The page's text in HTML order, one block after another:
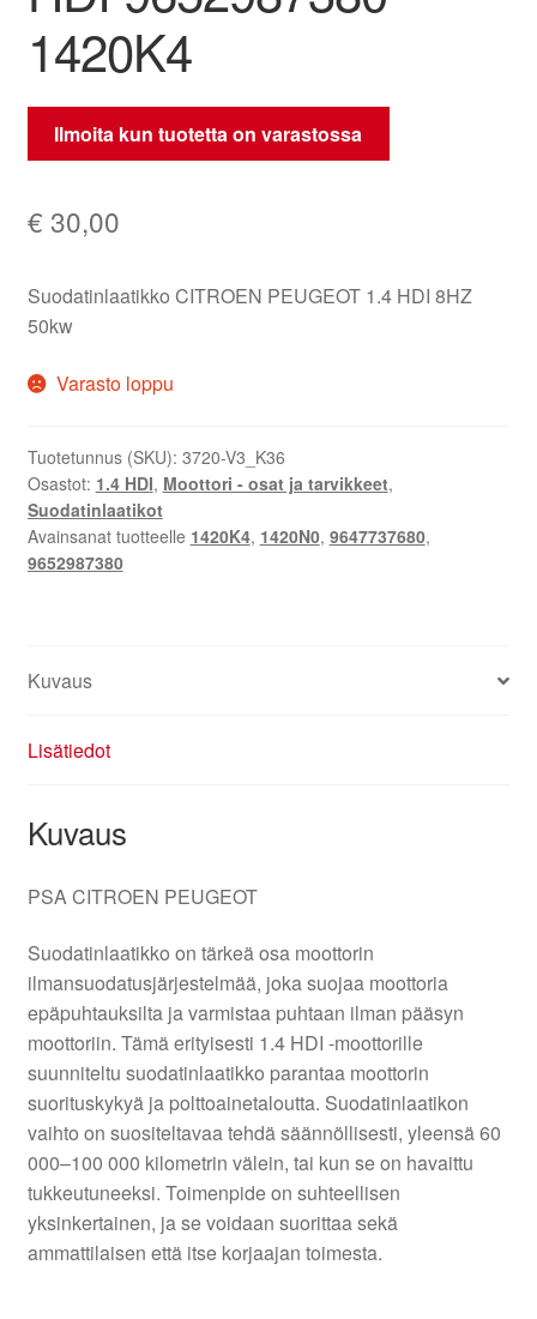
1420K4
Ilmoita kun tuotetta on varastossa
€ 30,00
Suodatinlaatikko CITROEN PEUGEOT 1.4 HDI 8HZ
50kw
Varasto loppu
Tuotetunnus (SKU): 3720-V3_K36
Osastot: 1.4 HDI, Moottori - osat ja tarvikkeet,
Suodatinlaatikot
Avainsanat tuotteelle 1420K4, 1420N0, 9647737680,
9652987380
Kuvaus
Lisätiedot
Kuvaus
PSA CITROEN PEUGEOT
Suodatinlaatikko on tärkeä osa moottorin
ilmansuodatusjärjestelmää, joka suojaa moottoria
epäpuhtauksilta ja varmistaa puhtaan ilman pääsyn
moottoriin. Tämä erityisesti 1.4 HDI -moottorille
suunniteltu suodatinlaatikko parantaa moottorin
suorituskykyä ja polttoainetaloutta. Suodatinlaatikon
vaihto on suositeltavaa tehdä säännöllisesti, yleensä 60
000–100 000 kilometrin välein, tai kun se on havaittu
tukkeutuneeksi. Toimenpide on suhteellisen
yksinkertainen, ja se voidaan suorittaa sekä
ammattilaisen että itse korjaajan toimesta.